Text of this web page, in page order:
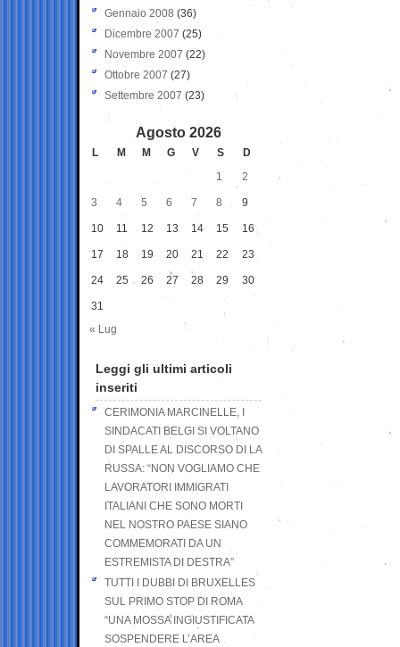
Gennaio 2008 (36)
Dicembre 2007 (25)
Novembre 2007 (22)
Ottobre 2007 (27)
Settembre 2007 (23)
Agosto 2026
L M M G V S
D
1
2
3 4 5 6 7 8 9
10 11 12 13 14 15 16
17 18 19 20 21 22 23
24 25 26 27 28 29 30
31
« Lug
Leggi gli ultimi articoli
inseriti
CERIMONIA MARCINELLE, I
SINDACATI BELGI SI VOLTANO
DI SPALLE AL DISCORSO DI LA
RUSSA: “NON VOGLIAMO CHE
LAVORATORI IMMIGRATI
ITALIANI CHE SONO MORTI
NEL NOSTRO PAESE SIANO
COMMEMORATI DA UN
ESTREMISTA DI DESTRA”
TUTTI I DUBBI DI BRUXELLES
SUL PRIMO STOP DI ROMA
“UNA MOSSA INGIUSTIFICATA
SOSPENDERE L’AREA